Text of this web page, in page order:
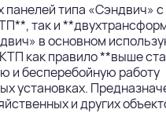
типа «Сэндвич» с
так и
в основном
как правило **выше
и бесперебойную работу
установках.
и других